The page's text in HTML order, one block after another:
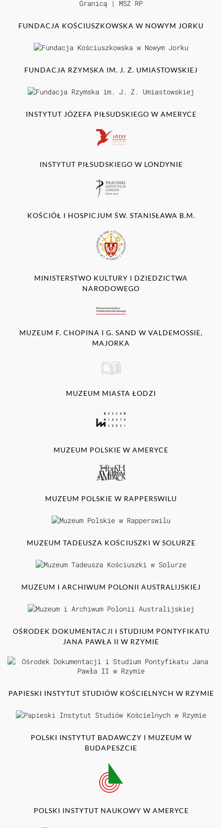
FUNDACJA KOŚCIUSZKOWSKA W NOWYM JORKU
FUNDACJA RZYMSKA IM. J. Z. UMIASTOWSKIEJ
INSTYTUT JÓZEFA PIŁSUDSKIEGO W AMERYCE
INSTYTUT PIŁSUDSKIEGO W LONDYNIE
KOŚCIÓŁ I HOSPICJUM ŚW. STANISŁAWA B.M.
MINISTERSTWO KULTURY I DZIEDZICTWA
NARODOWEGO
MUZEUM F. CHOPINA I G. SAND W VALDEMOSSIE,
MAJORKA
MUZEUM MIASTA ŁODZI
MUZEUM POLSKIE W AMERYCE
MUZEUM POLSKIE W RAPPERSWILU
MUZEUM TADEUSZA KOŚCIUSZKI W SOLURZE
MUZEUM I ARCHIWUM POLONII AUSTRALIJSKIEJ
OŚRODEK DOKUMENTACJI I STUDIUM PONTYFIKATU
JANA PAWŁA II W RZYMIE
PAPIESKI INSTYTUT STUDIÓW KOŚCIELNYCH W RZYMIE
POLSKI INSTYTUT BADAWCZY I MUZEUM W
BUDAPESZCIE
POLSKI INSTYTUT NAUKOWY W AMERYCE